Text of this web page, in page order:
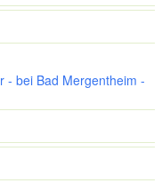
- bei Bad Mergentheim -